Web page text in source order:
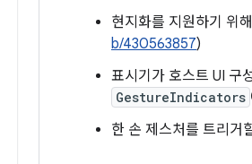
현지화를 지원하기 위해
b/430563857)
표시기가 호스트 UI 구
GestureIndicators
한 손 제스처를 트리거